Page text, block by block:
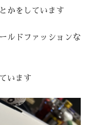
かをしています
ルドファッションな
います